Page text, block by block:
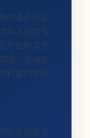
的海外毕业
华人提供专
方位解决方
国、澳洲还
权威的学历
助无数留学